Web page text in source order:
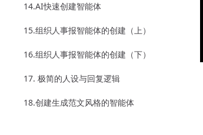
14.AI快速创建智能体
15.组织人事报智能体的创建（上）
16.组织人事报智能体的创建（下）
17. 极简的人设与回复逻辑
18.创建生成范文风格的智能体